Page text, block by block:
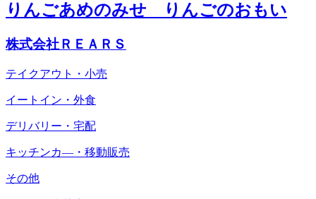
りんごあめのみせ りんごのおもい
株式会社ＲＥＡＲＳ
テイクアウト・小売
イートイン・外食
デリバリー・宅配
キッチンカ―・移動販売
その他